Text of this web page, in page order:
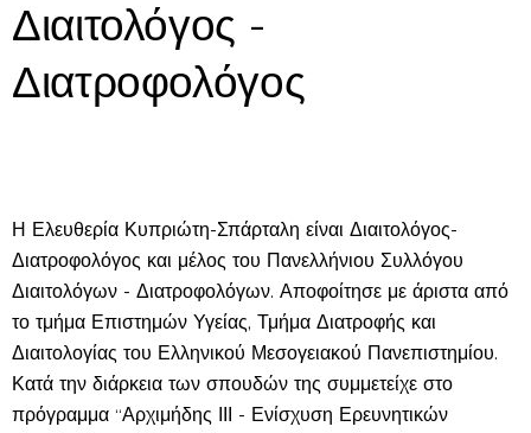
Διαιτολόγος -
Διατροφολόγος
Η Ελευθερία Κυπριώτη-Σπάρταλη είναι Διαιτολόγος-
Διατροφολόγος και μέλος του Πανελλήνιου Συλλόγου
Διαιτολόγων - Διατροφολόγων. Αποφοίτησε με άριστα από
το τμήμα Επιστημών Υγείας, Τμήμα Διατροφής και
Διαιτολογίας του Ελληνικού Μεσογειακού Πανεπιστημίου.
Κατά την διάρκεια των σπουδών της συμμετείχε στο
πρόγραμμα “Αρχιμήδης ΙΙΙ - Ενίσχυση Ερευνητικών